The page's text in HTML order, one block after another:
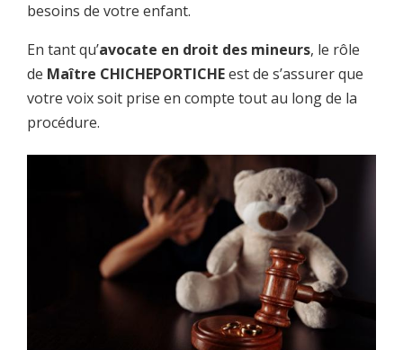
besoins de votre enfant.
En tant qu’avocate en droit des mineurs, le rôle
de Maître CHICHEPORTICHEest de s’assurer que
votre voix soit prise en compte tout au long de la
procédure.